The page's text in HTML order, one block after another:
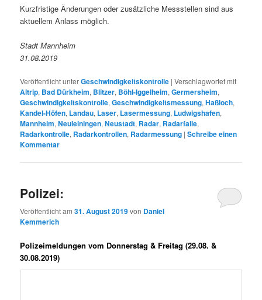
Kurzfristige Änderungen oder zusätzliche Messstellen sind aus
aktuellem Anlass möglich.
Stadt Mannheim
31.08.2019
Veröffentlicht unterGeschwindigkeitskontrolle |Verschlagwortet mit
Altrip, Bad Dürkheim, Blitzer, Böhl-Iggelheim,Germersheim,
Geschwindigkeitskontrolle,Geschwindigkeitsmessung,Haßloch,
Kandel-Höfen, Landau, Laser, Lasermessung, Ludwigshafen,
Mannheim,Neuleiningen,Neustadt, Radar, Radarfalle,
Radarkontrolle, Radarkontrollen, Radarmessung |Schreibe einen
Kommentar
Polizei:
Veröffentlicht am31. August 2019von Daniel
Kemmerich
Polizeimeldungen vom Donnerstag & Freitag (29.08. &
30.08.2019)